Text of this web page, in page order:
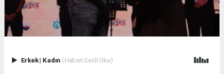
Erkek| Kadın (Haberi Sesli Oku)